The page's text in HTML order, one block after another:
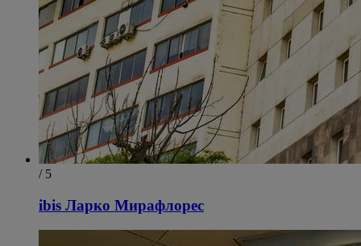
/ 5
ibis Ларко Мирафлорес